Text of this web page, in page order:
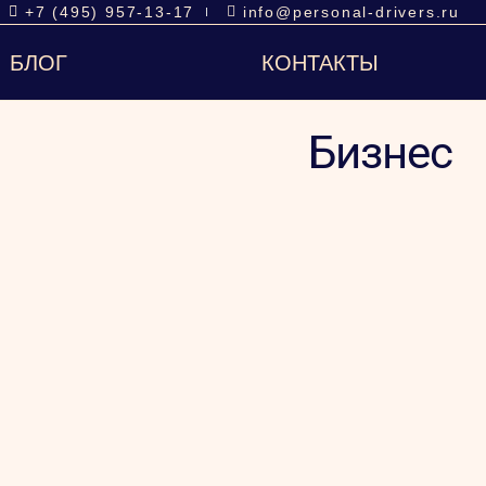
+7 (495) 957-13-17 info@personal-drivers.ru
БЛОГ КОНТАКТЫ
Бизнес